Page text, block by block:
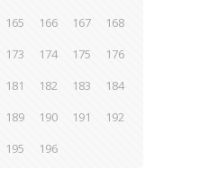
165 166 167
168
173 174 175
176
181 182 183
184
189 190 191
192
195 196